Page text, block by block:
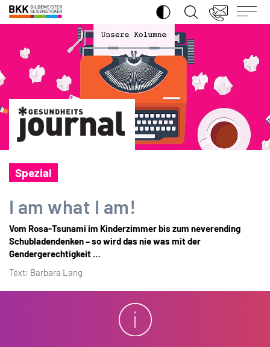
BKK
Gildemeister
SUCHE ÖFFNEN
Spezial
I am what I am!
Vom Rosa-Tsunami im Kinderzimmer bis zum neverending
Schubladendenken – so wird das nie was mit der
Gendergerechtigkeit …
Text: Barbara Lang